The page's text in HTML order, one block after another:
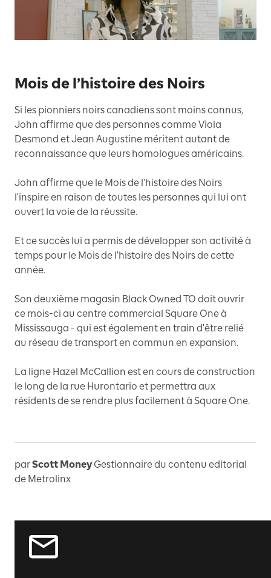
Mois de l’histoire des Noirs
Si les pionniers noirs canadiens sont moins connus,
John affirme que des personnes comme Viola
Desmond et Jean Augustine méritent autant de
reconnaissance que leurs homologues américains.
John affirme que le Mois de l'histoire des Noirs
l'inspire en raison de toutes les personnes qui lui ont
ouvert la voie de la réussite.
Et ce succès lui a permis de développer son activité à
temps pour le Mois de l'histoire des Noirs de cette
année.
Son deuxième magasin Black Owned TO doit ouvrir
ce mois-ci au centre commercial Square One à
Mississauga - qui est également en train d'être relié
au réseau de transport en commun en expansion.
La ligne Hazel McCallion est en cours de construction
le long de la rue Hurontario et permettra aux
résidents de se rendre plus facilement à Square One.
parScott Money Gestionnaire du contenu editorial
de Metrolinx